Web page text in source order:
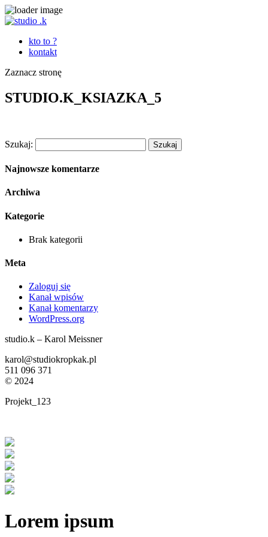
kto to ?
kontakt
Zaznacz stronę
STUDIO.K_KSIAZKA_5
Szukaj:
Najnowsze komentarze
Archiwa
Kategorie
Brak kategorii
Meta
Zaloguj się
Kanał wpisów
Kanał komentarzy
WordPress.org
studio.k – Karol Meissner
karol@studiokropkak.pl
511 096 371
© 2024
Projekt_123
Lorem ipsum